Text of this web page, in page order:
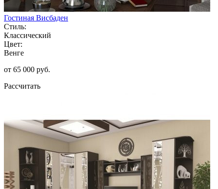
Гостиная Висбаден
Стиль:
Классический
Цвет:
Венге
от 65 000 руб.
Рассчитать